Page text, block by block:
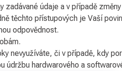
údaje a v případě
těchto přístupových je Vaší
odpovědnost.
nevyužíváte, či v případě, kdy
hardwarového a